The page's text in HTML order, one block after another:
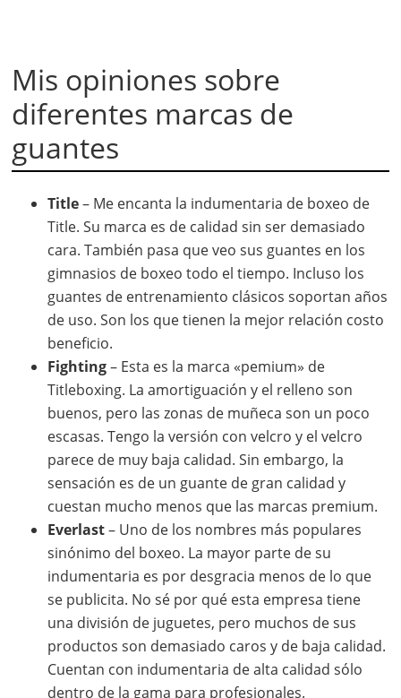
Mis opiniones sobre
diferentes marcas de
guantes
Title– Me encanta la indumentaria de boxeo de
Title. Su marca es de calidad sin ser demasiado
cara. También pasa que veo sus guantes en los
gimnasios de boxeo todo el tiempo. Incluso los
guantes de entrenamiento clásicos soportan años
de uso. Son los que tienen la mejor relación costo
beneficio.
Fighting– Esta es la marca «pemium» de
Titleboxing. La amortiguación y el relleno son
buenos, pero las zonas de muñeca son un poco
escasas. Tengo la versión con velcro y el velcro
parece de muy baja calidad. Sin embargo, la
sensación es de un guante de gran calidad y
cuestan mucho menos que las marcas premium.
Everlast– Uno de los nombres más populares
sinónimo del boxeo. La mayor parte de su
indumentaria es por desgracia menos de lo que
se publicita. No sé por qué esta empresa tiene
una división de juguetes, pero muchos de sus
productos son demasiado caros y de baja calidad.
Cuentan con indumentaria de alta calidad sólo
dentro de la gama para profesionales.